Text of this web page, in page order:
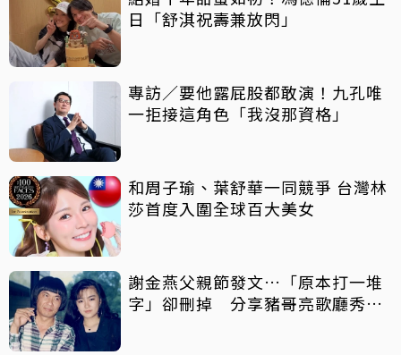
日「舒淇祝壽兼放閃」
專訪／要他露屁股都敢演！九孔唯
一拒接這角色「我沒那資格」
和周子瑜、葉舒華一同競爭 台灣林
莎首度入圍全球百大美女
謝金燕父親節發文…「原本打一堆
字」卻刪掉 分享豬哥亮歌廳秀歌